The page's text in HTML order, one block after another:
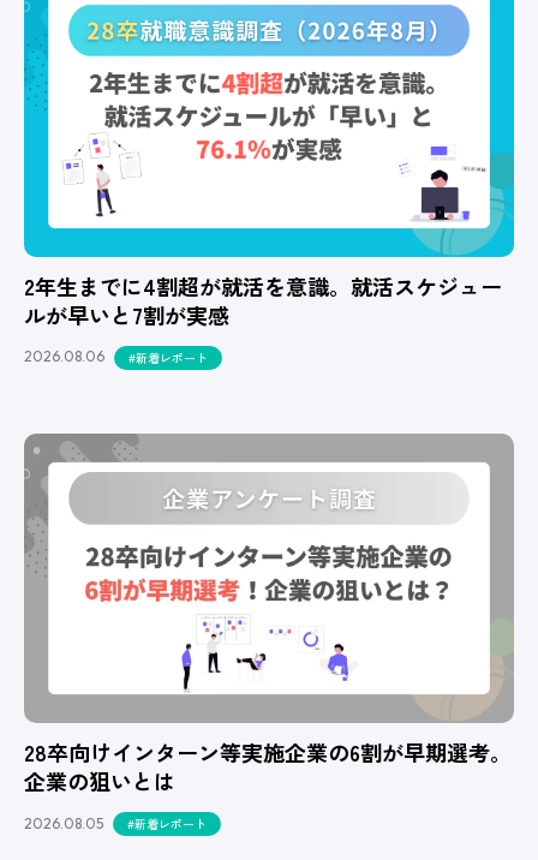
2年生までに4割超が就活を意識。就活スケジュー
ルが早いと7割が実感
2026.08.06 #新着レポート
28卒向けインターン等実施企業の6割が早期選考。
企業の狙いとは
2026.08.05 #新着レポート